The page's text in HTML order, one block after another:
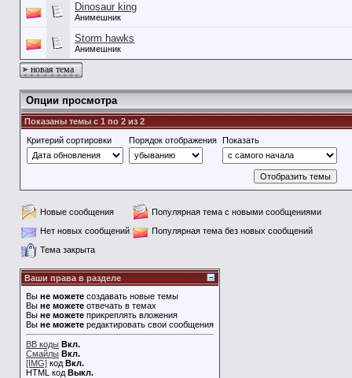
Dinosaur king
Анимешник
Storm hawks
Анимешник
новая тема
Опции просмотра
Показаны темы с 1 по 2 из 2
Критерий сортировки
Порядок отображения Показать
Новые сообщения
Популярная тема с новыми сообщениями
Нет новых сообщений
Популярная тема без новых сообщений
Тема закрыта
Ваши права в разделе
Вы не можете создавать новые темы
Вы не можете отвечать в темах
Вы не можете прикреплять вложения
Вы не можете редактировать свои сообщения
BB коды Вкл.
Смайлы Вкл.
[IMG] код Вкл.
HTML код Выкл.